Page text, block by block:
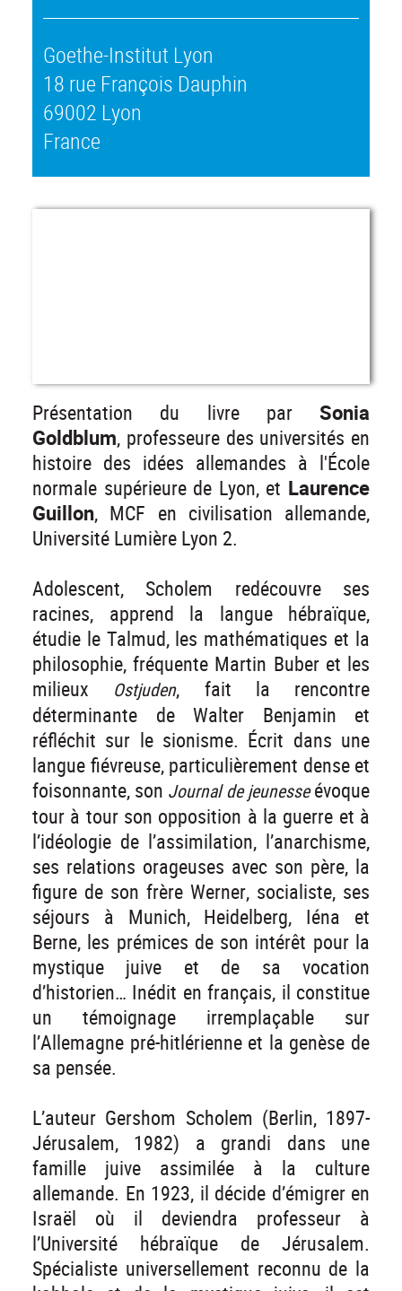
Goethe-Institut Lyon
18 rue François Dauphin
69002 Lyon
France
Présentation du livre par Sonia
Goldblum, professeure des universités en
histoire des idées allemandes à l'École
normale supérieure de Lyon, et Laurence
Guillon, MCF en civilisation allemande,
Université Lumière Lyon 2.
Adolescent, Scholem redécouvre ses
racines, apprend la langue hébraïque,
étudie le Talmud, les mathématiques et la
philosophie, fréquente Martin Buber et les
milieux
Ostjuden, fait la rencontre
déterminante de Walter Benjamin et
réfléchit sur le sionisme. Écrit dans une
langue fiévreuse, particulièrement dense et
foisonnante, son Journal de jeunesseévoque
tour à tour son opposition à la guerre et à
l’idéologie de l’assimilation, l’anarchisme,
ses relations orageuses avec son père, la
figure de son frère Werner, socialiste, ses
séjours à Munich, Heidelberg, Iéna et
Berne, les prémices de son intérêt pour la
mystique juive et de sa vocation
d’historien… Inédit en français, il constitue
un témoignage irremplaçable sur
l’Allemagne pré-hitlérienne et la genèse de
sa pensée.
L’auteur Gershom Scholem (Berlin, 1897-
Jérusalem, 1982) a grandi dans une
famille juive assimilée à la culture
allemande. En 1923, il décide d’émigrer en
Israël où il deviendra professeur à
l’Université hébraïque de Jérusalem.
Spécialiste universellement reconnu de la